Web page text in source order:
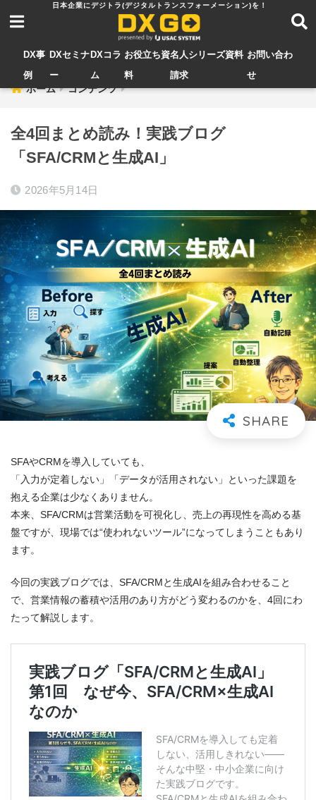
DX事
例
DXセミナ
ー
DXコラ
ム
お役立ち資
料
名人シリーズ資料
請求
お問い合わ
せ
ホーム コンテンツ
全4回まとめ読み！実践ブログ
「SFA/CRMと生成AI」
2026年5月14日
SFAやCRMを導入していても、
「入力が定着しない」「データが活用されない」といった課題を
抱える企業は少なくありません。
本来、SFA/CRMは営業活動を可視化し、売上の再現性を高める基
盤ですが、現場では“使われないツール”になってしまうこともあり
ます。
今回の実践ブログでは、SFA/CRMと生成AIを組み合わせること
で、営業情報の蓄積や活用のあり方がどう変わるのかを、4回にわ
たって解説します。